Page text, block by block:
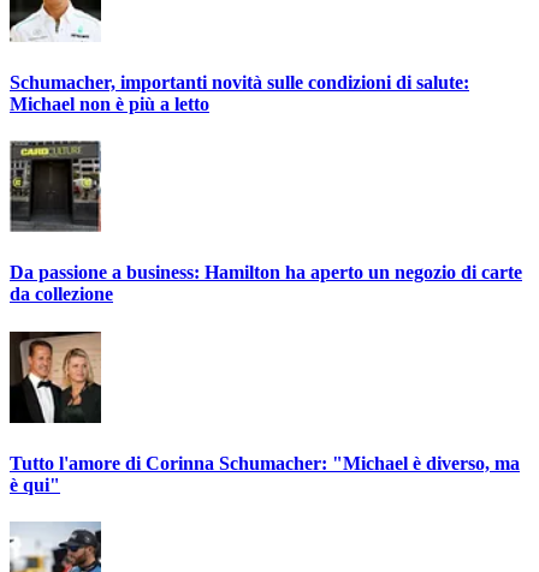
Schumacher, importanti novità sulle condizioni di salute:
Michael non è più a letto
Da passione a business: Hamilton ha aperto un negozio di carte
da collezione
Tutto l'amore di Corinna Schumacher: "Michael è diverso, ma
è qui"